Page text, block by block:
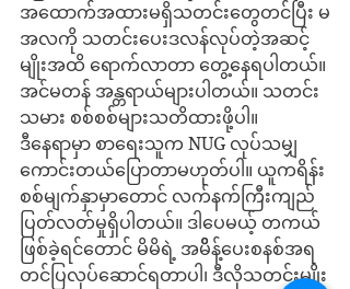
အထောက်အထားမရှိသတင်းတွေတင်ပြီး မ
အလကို သတင်းပေးဒလန်လုပ်တဲ့အဆင့်
မျိုးအထိ ရောက်လာတာ တွေ့နေရပါတယ်။
အင်မတန် အန္တရာယ်များပါတယ်။ သတင်း
သမား စစ်စစ်များသတိထားဖို့ပါ။
ဒီနေရာမှာ စာရေးသူက NUG လုပ်သမျှ
ကောင်းတယ်ပြောတာမဟုတ်ပါ။ ယူကရိန်း
စစ်မျက်နှာမှာတောင် လက်နက်ကြီးကျည်
ပြတ်လတ်မှုရှိပါတယ်။ ဒါပေမယ့် တကယ်
ဖြစ်ခဲ့ရင်တောင် မိမိရဲ့ အမိိန့်ပေးစနစ်အရ
တင်ပြလုပ်ဆောင်ရတာပါ၊ ဒီလိုသတင်းမျိုး